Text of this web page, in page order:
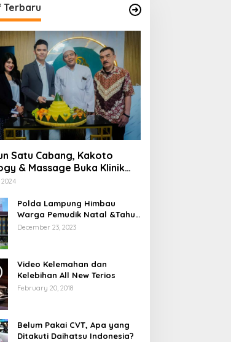
Satu Cabang, Kakoto
& Massage Buka Klinik
Polda Lampung Himbau
Warga Pemudik Natal &Tahun
Barun Berhati-Hati Dijalan
December 23, 2023
Video Kelemahan dan
Kelebihan All New Terios
February 20, 2018
Belum Pakai CVT, Apa yang
Ditakuti Daihatsu Indonesia?